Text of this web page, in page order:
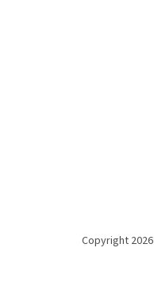
Copyright 2026